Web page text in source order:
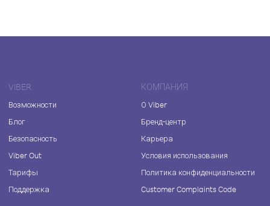
VIBER
Возможности
Блог
Безопасность
Viber Out
Тарифы
Поддержка
КОМПАНИЯ
О Viber
Бренд-центр
Карьера
Условия использования
Политика конфиденциальности
Customer Complaints Code